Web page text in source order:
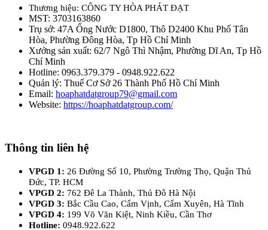
Thương hiệu: CÔNG TY HÒA PHÁT ĐẠT
MST: 3703163860
Trụ sở: 47A Ống Nước D1800, Thô D2400 Khu Phố Tân
Hòa, Phường Đông Hòa, Tp Hồ Chí Minh
Xưởng sản xuất: 62/7 Ngô Thì Nhậm, Phường Dĩ An, Tp Hồ
Chí Minh
Hotline: 0963.379.379 - 0948.922.622
Quản lý: Thuế Cơ Sở 26 Thành Phố Hồ Chí Minh
Email: hoaphatdatgroup79@gmail.com
Website: https://hoaphatdatgroup.com/
Thông tin liên hệ
VPGD 1: 26 Đường Số 10, Phường Trường Thọ, Quận Thủ
Đức, TP. HCM
VPGD 2: 762 Đê La Thành, Thủ Đô Hà Nội
VPGD 3: Bắc Cầu Cao, Cẩm Vịnh, Cẩm Xuyên, Hà Tĩnh
VPGD 4: 199 Võ Văn Kiệt, Ninh Kiều, Cần Thơ
Hotline: 0948.922.622